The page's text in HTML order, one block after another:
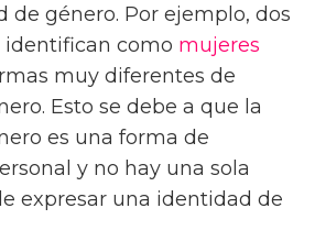
de género. Por ejemplo, dos
identifican como mujeres
muy diferentes de
Esto se debe a que la
es una forma de
y no hay una sola
expresar una identidad de